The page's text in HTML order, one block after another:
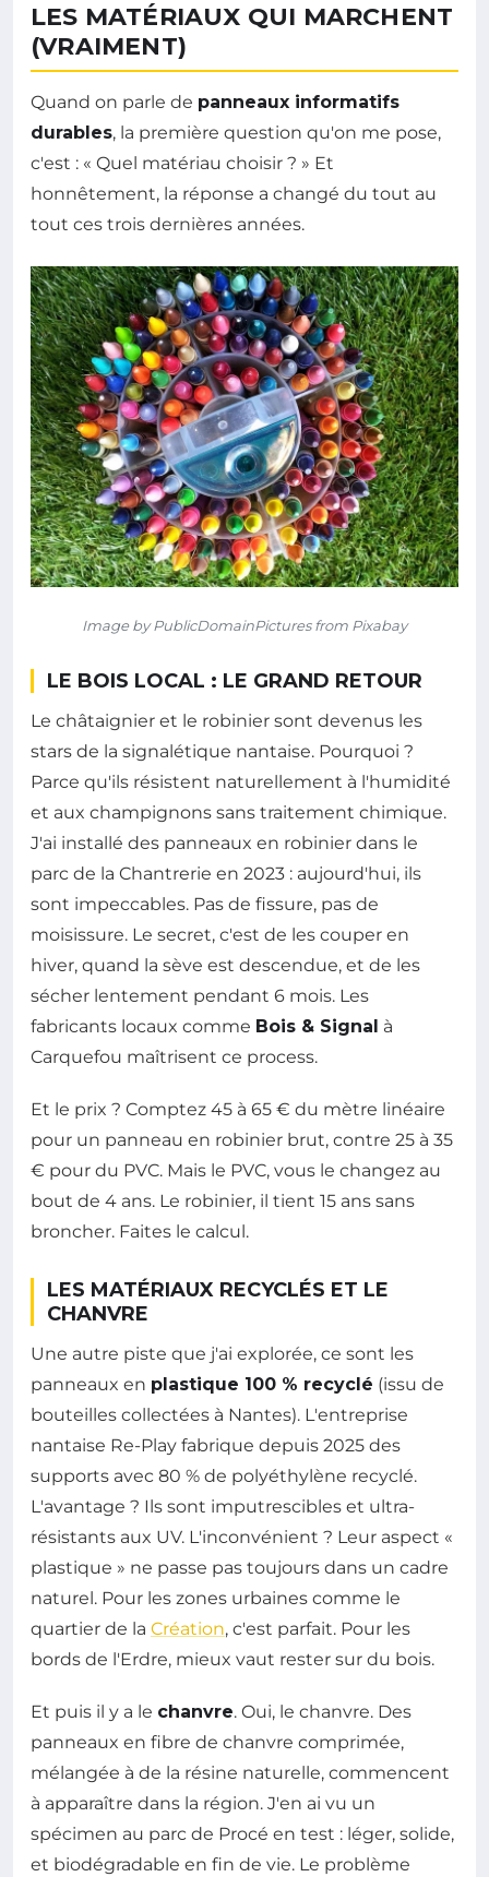
LES MATÉRIAUX QUI MARCHENT
(VRAIMENT)
Quand on parle de panneaux informatifs
durables, la première question qu'on me pose,
c'est : « Quel matériau choisir ? » Et
honnêtement, la réponse a changé du tout au
tout ces trois dernières années.
Image by PublicDomainPictures from Pixabay
LE BOIS LOCAL : LE GRAND RETOUR
Le châtaignier et le robinier sont devenus les
stars de la signalétique nantaise. Pourquoi ?
Parce qu'ils résistent naturellement à l'humidité
et aux champignons sans traitement chimique.
J'ai installé des panneaux en robinier dans le
parc de la Chantrerie en 2023 : aujourd'hui, ils
sont impeccables. Pas de fissure, pas de
moisissure. Le secret, c'est de les couper en
hiver, quand la sève est descendue, et de les
sécher lentement pendant 6 mois. Les
fabricants locaux comme Bois & Signal à
Carquefou maîtrisent ce process.
Et le prix ? Comptez 45 à 65 € du mètre linéaire
pour un panneau en robinier brut, contre 25 à 35
€ pour du PVC. Mais le PVC, vous le changez au
bout de 4 ans. Le robinier, il tient 15 ans sans
broncher. Faites le calcul.
LES MATÉRIAUX RECYCLÉS ET LE
CHANVRE
Une autre piste que j'ai explorée, ce sont les
panneaux en plastique 100 % recyclé (issu de
bouteilles collectées à Nantes). L'entreprise
nantaise Re-Play fabrique depuis 2025 des
supports avec 80 % de polyéthylène recyclé.
L'avantage ? Ils sont imputrescibles et ultra-
résistants aux UV. L'inconvénient ? Leur aspect «
plastique » ne passe pas toujours dans un cadre
naturel. Pour les zones urbaines comme le
quartier de la Création, c'est parfait. Pour les
bords de l'Erdre, mieux vaut rester sur du bois.
Et puis il y a le chanvre. Oui, le chanvre. Des
panneaux en fibre de chanvre comprimée,
mélangée à de la résine naturelle, commencent
à apparaître dans la région. J'en ai vu un
spécimen au parc de Procé en test : léger, solide,
et biodégradable en fin de vie. Le problème